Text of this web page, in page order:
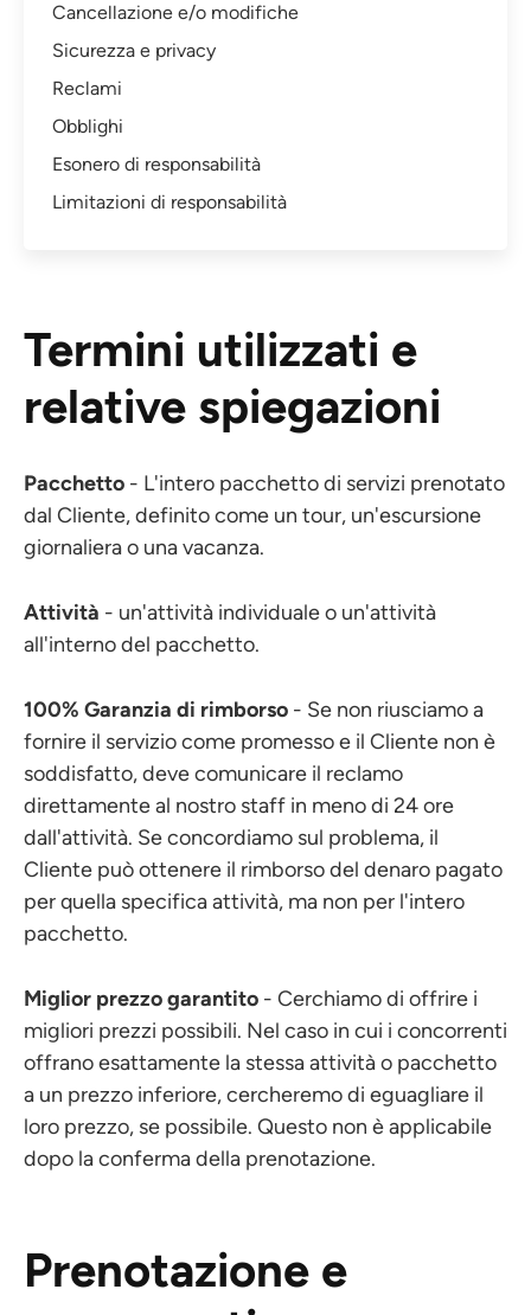
Cancellazione e/o modifiche
Sicurezza e privacy
Reclami
Obblighi
Esonero di responsabilità
Limitazioni di responsabilità
Termini utilizzati e
relative spiegazioni
Pacchetto - L'intero pacchetto di servizi prenotato
dal Cliente, definito come un tour, un'escursione
giornaliera o una vacanza.
Attività - un'attività individuale o un'attività
all'interno del pacchetto.
100% Garanzia di rimborso - Se non riusciamo a
fornire il servizio come promesso e il Cliente non è
soddisfatto, deve comunicare il reclamo
direttamente al nostro staff in meno di 24 ore
dall'attività. Se concordiamo sul problema, il
Cliente può ottenere il rimborso del denaro pagato
per quella specifica attività, ma non per l'intero
pacchetto.
Miglior prezzo garantito - Cerchiamo di offrire i
migliori prezzi possibili. Nel caso in cui i concorrenti
offrano esattamente la stessa attività o pacchetto
a un prezzo inferiore, cercheremo di eguagliare il
loro prezzo, se possibile. Questo non è applicabile
dopo la conferma della prenotazione.
Prenotazione e